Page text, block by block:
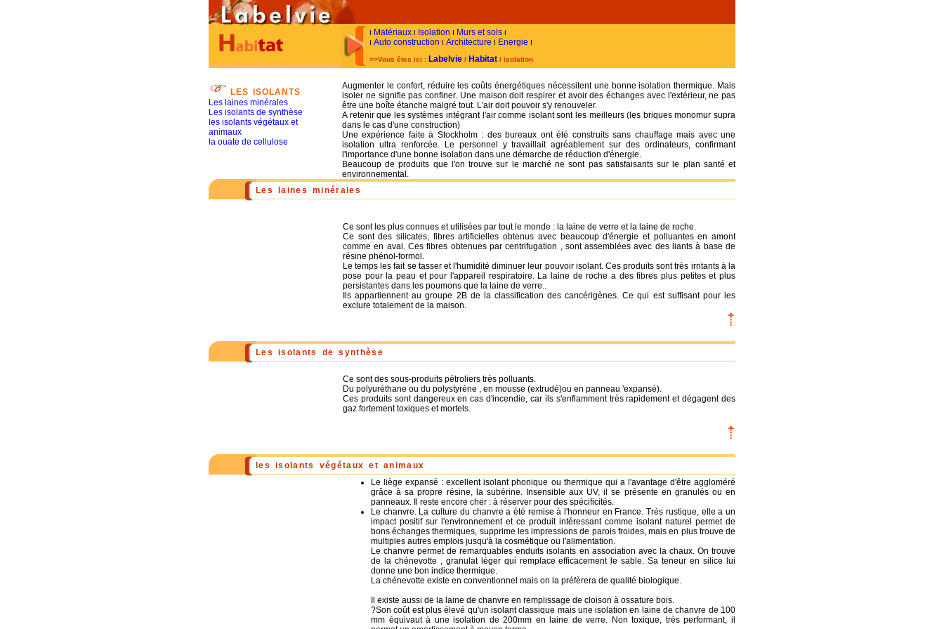
I Matériaux I Isolation I Murs et sols I
I Auto construction I Architecture I Energie I
>>Vous êtes ici : Labelvie / Habitat / isolation
LES ISOLANTS
Les laines minérales
Les isolants de synthèse
les isolants végétaux et
animaux
la ouate de cellulose
Augmenter le confort, réduire les coûts énergétiques nécessitent une bonne isolation thermique. Mais
isoler ne signifie pas confiner. Une maison doit respirer et avoir des échanges avec l'extérieur, ne pas
être une boîte étanche malgré tout. L'air doit pouvoir s'y renouveler.
A retenir que les systèmes intégrant l'air comme isolant sont les meilleurs (les briques monomur supra
dans le cas d'une construction)
Une expérience faite à Stockholm : des bureaux ont été construits sans chauffage mais avec une
isolation ultra renforcée. Le personnel y travaillait agréablement sur des ordinateurs, confirmant
l'importance d'une bonne isolation dans une démarche de réduction d'énergie.
Beaucoup de produits que l'on trouve sur le marché ne sont pas satisfaisants sur le plan santé et
environnemental.
Les laines minérales
Ce sont les plus connues et utilisées par tout le monde : la laine de verre et la laine de roche.
Ce sont des silicates, fibres artificielles obtenus avec beaucoup d'énergie et polluantes en amont
comme en aval. Ces fibres obtenues par centrifugation , sont assemblées avec des liants à base de
résine phénol-formol.
Le temps les fait se tasser et l'humidité diminuer leur pouvoir isolant. Ces produits sont très irritants à la
pose pour la peau et pour l'appareil respiratoire. La laine de roche a des fibres plus petites et plus
persistantes dans les poumons que la laine de verre..
Ils appartiennent au groupe 2B de la classification des cancérigènes. Ce qui est suffisant pour les
exclure totalement de la maison.
Les isolants de synthèse
Ce sont des sous-produits pétroliers très polluants.
Du polyuréthane ou du polystyrène , en mousse (extrudé)ou en panneau 'expansé).
Ces produits sont dangereux en cas d'incendie, car ils s'enflamment très rapidement et dégagent des
gaz fortement toxiques et mortels.
les isolants végétaux et animaux
Le liège expansé : excellent isolant phonique ou thermique qui a l'avantage d'être aggloméré
grâce à sa propre résine, la subérine. Insensible aux UV, il se présente en granulés ou en
panneaux. Il reste encore cher : à réserver pour des spécificités.
Le chanvre. La culture du chanvre a été remise à l'honneur en France. Très rustique, elle a un
impact positif sur l'environnement et ce produit intéressant comme isolant naturel permet de
bons échanges thermiques, supprime les impressions de parois froides, mais en plus trouve de
multiples autres emplois jusqu'à la cosmétique ou l'alimentation.
Le chanvre permet de remarquables enduits isolants en association avec la chaux. On trouve
de la chénevotte , granulat léger qui remplace efficacement le sable. Sa teneur en silice lui
donne une bon indice thermique.
La chénevotte existe en conventionnel mais on la préfèrera de qualité biologique.
Il existe aussi de la laine de chanvre en remplissage de cloison à ossature bois.
?Son coût est plus élevé qu'un isolant classique mais une isolation en laine de chanvre de 100
mm équivaut à une isolation de 200mm en laine de verre. Non toxique, très performant, il